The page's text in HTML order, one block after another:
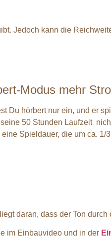
Jedoch kann die
Modus mehr
Du hörbert nur ein, und er
50 Stunden Laufzeit
Spieldauer, die um ca. 1/
daran, dass der Ton
im Einbauvideo und in der